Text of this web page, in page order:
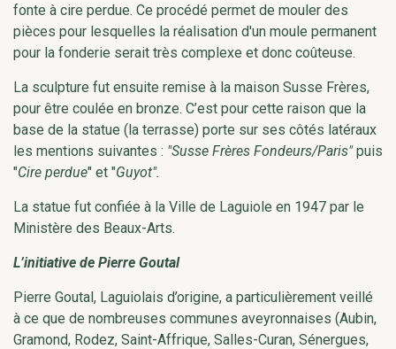
fonte à cire perdue. Ce procédé permet de mouler des
pièces pour lesquelles la réalisation d'un moule permanent
pour la fonderie serait très complexe et donc coûteuse.
La sculpture fut ensuite remise à la maison Susse Frères,
pour être coulée en bronze. C’est pour cette raison que la
base de la statue (la terrasse) porte sur ses côtés latéraux
les mentions suivantes : "Susse Frères Fondeurs/Paris"puis
"Cire perdue" et "Guyot".
La statue fut confiée à la Ville de Laguiole en 1947 par le
Ministère des Beaux-Arts.
L’initiative de Pierre Goutal
Pierre Goutal, Laguiolais d’origine, a particulièrement veillé
à ce que de nombreuses communes aveyronnaises (Aubin,
Gramond, Rodez, Saint-Affrique, Salles-Curan, Sénergues,